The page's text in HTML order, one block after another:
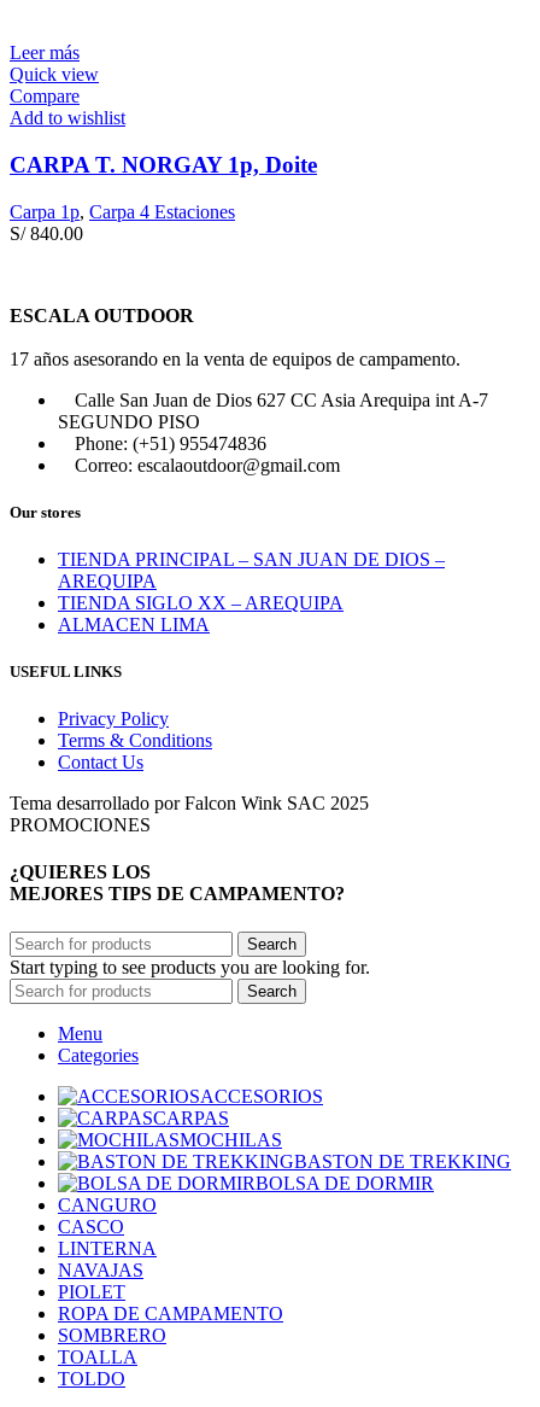
Leer más
Quick view
Compare
Add to wishlist
CARPA T. NORGAY 1p, Doite
Carpa 1p, Carpa 4 Estaciones
S/840.00
ESCALA OUTDOOR
17 años asesorando en la venta de equipos de campamento.
Calle San Juan de Dios 627 CC Asia Arequipa int A-7
SEGUNDO PISO
Phone: (+51) 955474836
Correo: escalaoutdoor@gmail.com
Our stores
TIENDA PRINCIPAL – SAN JUAN DE DIOS –
AREQUIPA
TIENDA SIGLO XX – AREQUIPA
ALMACEN LIMA
USEFUL LINKS
Privacy Policy
Terms & Conditions
Contact Us
Tema desarrollado por Falcon Wink SAC 2025
PROMOCIONES
¿QUIERES LOS
MEJORES TIPS DE CAMPAMENTO?
Search
Start typing to see products you are looking for.
Search
Menu
Categories
ACCESORIOS
CARPAS
MOCHILAS
BASTON DE TREKKING
BOLSA DE DORMIR
CANGURO
CASCO
LINTERNA
NAVAJAS
PIOLET
ROPA DE CAMPAMENTO
SOMBRERO
TOALLA
TOLDO